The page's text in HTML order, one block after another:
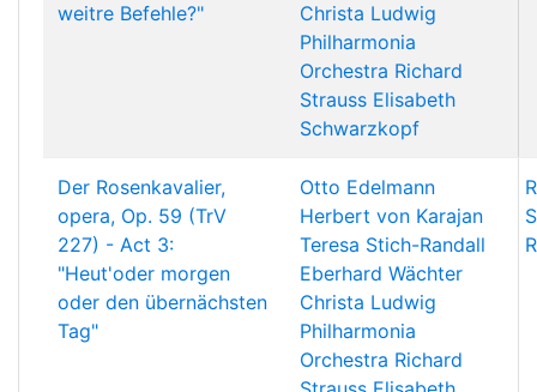
weitre Befehle?"
Christa Ludwig
Philharmonia
Orchestra Richard
Strauss Elisabeth
Schwarzkopf
Der Rosenkavalier,
opera, Op. 59 (TrV
227) - Act 3:
"Heut'oder morgen
oder den übernächsten
Tag"
Otto Edelmann
Herbert von Karajan
Teresa Stich-Randall
Eberhard Wächter
Christa Ludwig
Philharmonia
Orchestra Richard